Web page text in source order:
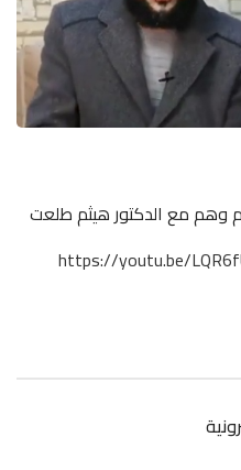
وهم مع الدكتور هيثم طلعت
https://youtu.be/